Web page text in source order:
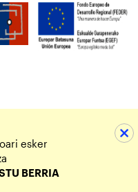
esker
BERRIA